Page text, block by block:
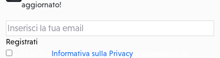
aggiornato!
Registrati
Informativa sulla Privacy